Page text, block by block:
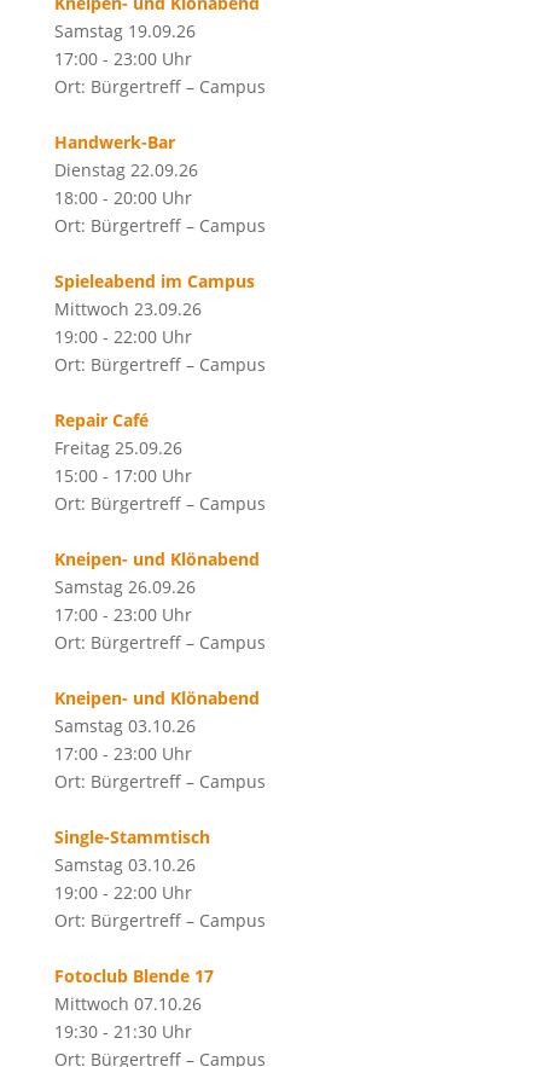
Samstag 19.09.26
17:00 - 23:00 Uhr
Ort: Bürgertreff – Campus
Handwerk-Bar
Dienstag 22.09.26
18:00 - 20:00 Uhr
Ort: Bürgertreff – Campus
Spieleabend im Campus
Mittwoch 23.09.26
19:00 - 22:00 Uhr
Ort: Bürgertreff – Campus
Repair Café
Freitag 25.09.26
15:00 - 17:00 Uhr
Ort: Bürgertreff – Campus
Kneipen- und Klönabend
Samstag 26.09.26
17:00 - 23:00 Uhr
Ort: Bürgertreff – Campus
Kneipen- und Klönabend
Samstag 03.10.26
17:00 - 23:00 Uhr
Ort: Bürgertreff – Campus
Single-Stammtisch
Samstag 03.10.26
19:00 - 22:00 Uhr
Ort: Bürgertreff – Campus
Fotoclub Blende 17
Mittwoch 07.10.26
19:30 - 21:30 Uhr
Ort: Bürgertreff – Campus